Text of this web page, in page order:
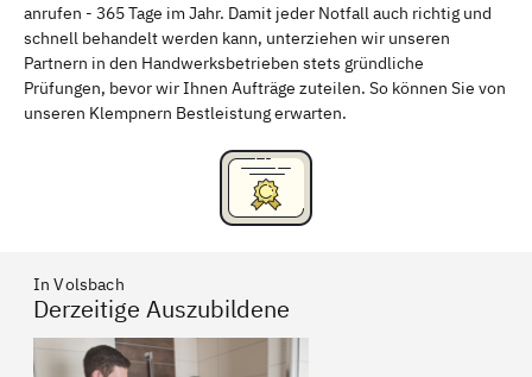
Freising Rudelsdorf, Mittelfranken
anrufen - 365 Tage im Jahr. Damit jeder Notfall auch richtig und
schnell behandelt werden kann, unterziehen wir unseren
Partnern in den Handwerksbetrieben stets gründliche
Prüfungen, bevor wir Ihnen Aufträge zuteilen. So können Sie von
unseren Klempnern Bestleistung erwarten.
In Volsbach
Derzeitige Auszubildene